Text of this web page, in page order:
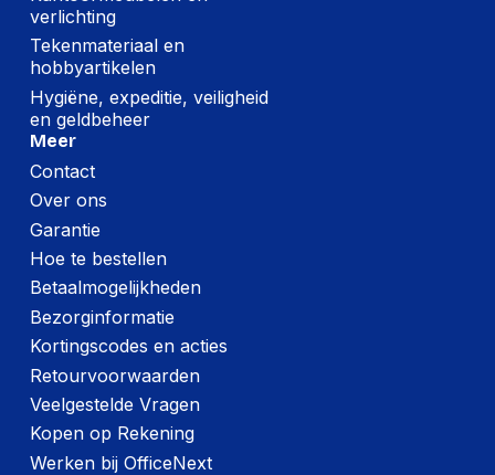
verlichting
Tekenmateriaal en
hobbyartikelen
Hygiëne, expeditie, veiligheid
en geldbeheer
Meer
Contact
Over ons
Garantie
Hoe te bestellen
Betaalmogelijkheden
Bezorginformatie
Kortingscodes en acties
Retourvoorwaarden
Veelgestelde Vragen
Kopen op Rekening
Werken bij OfficeNext